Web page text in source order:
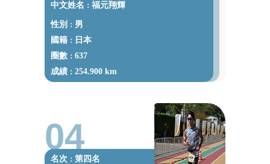
中文姓名 ： 福元翔輝
性別 ： 男
國籍 ： 日本
圈數 ： 637
成績 ： 254.900 km
04
名次 ： 第四名